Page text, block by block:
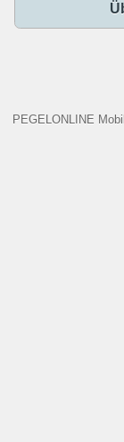
PEGELONLINE